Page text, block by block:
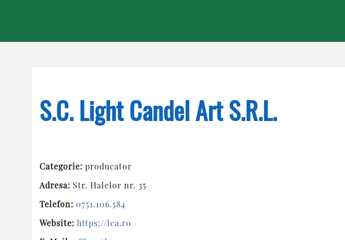
S.C. Light Candel Art S.R.L.
Categorie: producator
Adresa: Str. Halelor nr. 35
Telefon: 0751.106.584
Website: https://lca.ro